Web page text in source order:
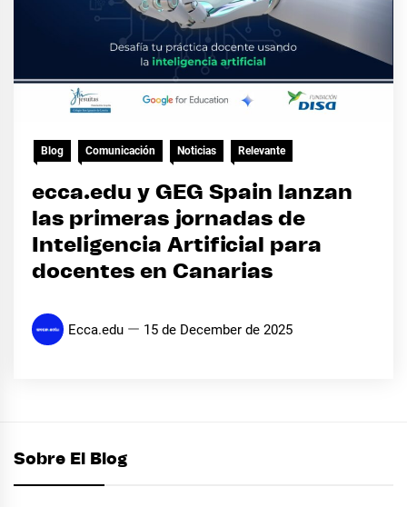
Blog Comunicación Noticias Relevante
ecca.edu y GEG Spain lanzan
las primeras jornadas de
Inteligencia Artificial para
docentes en Canarias
Ecca.edu 15 de December de 2025
Sobre El Blog